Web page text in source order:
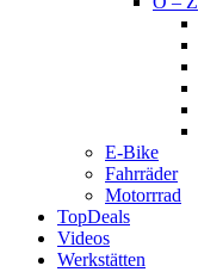
E-Bike
Fahrräder
Motorrrad
TopDeals
Videos
Werkstätten